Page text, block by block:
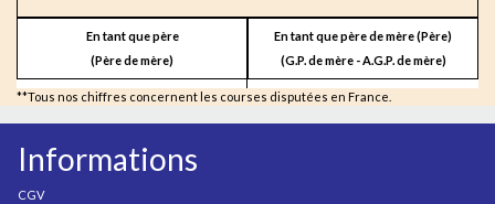
En tant que père
(Père de mère)
En tant que père de mère (Père)
(G.P. de mère - A.G.P. de mère)
**Tous nos chiffres concernent les courses disputées en France.
Informations
CGV